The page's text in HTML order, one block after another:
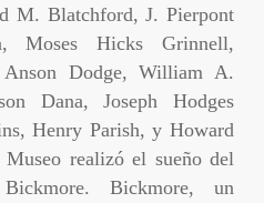
M. Blatchford, J. Pierpont
Moses Hicks Grinnell,
Dodge, William A.
Dana, Joseph Hodges
Henry Parish, y Howard
realizó el sueño del
Bickmore, un